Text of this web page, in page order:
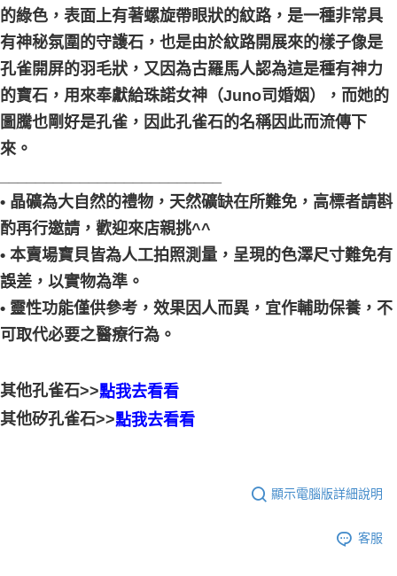
的綠色，表面上有著螺旋帶眼狀的紋路，是一種非常具
有神秘氛圍的守護石，也是由於紋路開展來的樣子像是
孔雀開屏的羽毛狀，又因為古羅馬人認為這是種有神力
的寶石，用來奉獻給珠諾女神（Juno司婚姻），而她的
圖騰也剛好是孔雀，因此孔雀石的名稱因此而流傳下
來。
• 晶礦為大自然的禮物，天然礦缺在所難免，高標者請斟
酌再行邀請，歡迎來店親挑^^
• 本賣場寶貝皆為人工拍照測量，呈現的色澤尺寸難免有
誤差，以實物為準。
• 靈性功能僅供參考，效果因人而異，宜作輔助保養，不
可取代必要之醫療行為。
其他孔雀石>>點我去看看
其他矽孔雀石>>點我去看看
顯示電腦版詳細說明
客服